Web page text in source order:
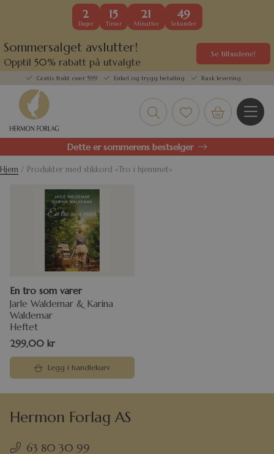
2
Dager
15
Timer
21
Minutter
49
Sekunder
Sommersalget avslutter!
Opptil 50% rabatt på utvalgte
kundefavoritter
Se tilbudene!
Gratis frakt over 599 Enkel og trygg betaling Rask levering
Dette er sommerens bestselger
Hjem / Produkter med stikkord «Tro i hjemmet»
En tro som varer
Jarle Waldemar & Karina
Waldemar
Heftet
299,00 kr
Legg i handlekurv
Hermon Forlag AS
63 80 30 99